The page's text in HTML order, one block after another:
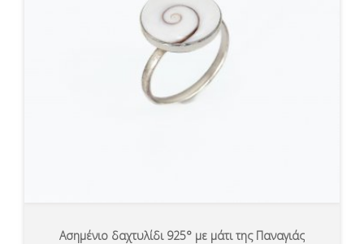
Ασημένιο δαχτυλίδι 925° με μάτι της Παναγιάς